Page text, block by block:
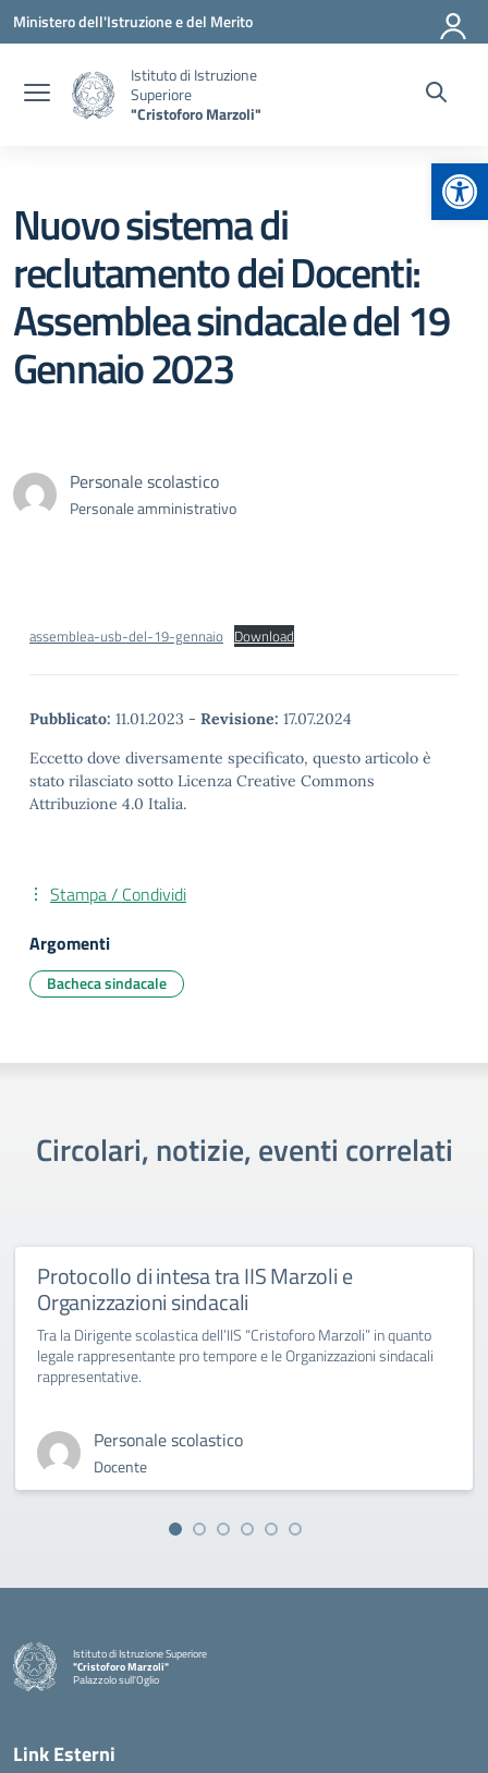
Vai ai contenuti
Vai al menu di navigazione
Vai al footer
Ministero dell'Istruzione e del Merito
Istituto di Istruzione
Superiore
"Cristoforo Marzoli"
Nuovo sistema di
reclutamento dei Docenti:
Assemblea sindacale del 19
Gennaio 2023
Personale scolastico
Personale amministrativo
assemblea-usb-del-19-gennaio Download
Pubblicato: 11.01.2023 - Revisione: 17.07.2024
Eccetto dove diversamente specificato, questo articolo è
stato rilasciato sotto Licenza Creative Commons
Attribuzione 4.0 Italia.
Stampa / Condividi
Argomenti
Bacheca sindacale
Circolari, notizie, eventi correlati
Protocollo di intesa tra IIS Marzoli e
Organizzazioni sindacali
Tra la Dirigente scolastica dell’IIS “Cristoforo Marzoli” in quanto
legale rappresentante pro tempore e le Organizzazioni sindacali
rappresentative.
Personale scolastico
Docente
Istituto di Istruzione Superiore
"Cristoforo Marzoli"
Palazzolo sull'Oglio
— Visita la pagina iniziale della scuola
Link Esterni